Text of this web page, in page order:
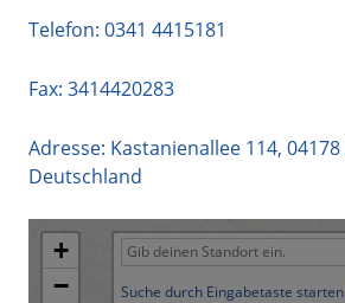
Telefon: 0341 4415181
Fax: 3414420283
Adresse: Kastanienallee 114, 04178
Deutschland
+
−
Suche durch Eingabetaste starten